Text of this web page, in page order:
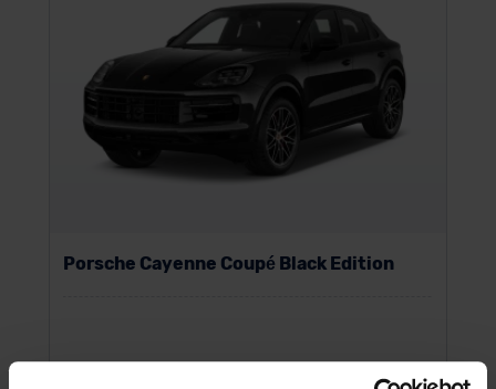
Porsche Cayenne Coupé Black Edition